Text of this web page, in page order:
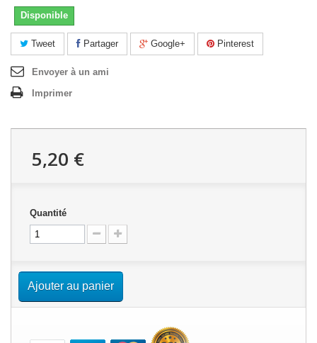
Disponible
Tweet Partager Google+ Pinterest
Envoyer à un ami
Imprimer
5,20 €
Quantité
Ajouter au panier